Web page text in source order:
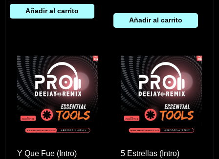
Añadir al carrito
Añadir al carrito
Y Que Fue (Intro) 5 Estrellas (Intro)